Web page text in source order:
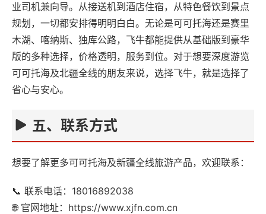
业司机兼向导。从接送机到酒店住宿，从特色餐饮到景点
规划，一切都安排得明明白白。无论是可可托海还是赛里
木湖、喀纳斯、独库公路，飞牛都能提供从基础版到豪华
版的多种选择，价格透明，服务到位。对于想要深度游览
可可托海及北疆全线的朋友来说，选择飞牛，就是选择了
省心与安心。
五、联系方式
想要了解更多可可托海及新疆全线旅游产品，欢迎联系：
📞 联系电话：18016892038
🌐 官网地址： https://www.xjfn.com.cn